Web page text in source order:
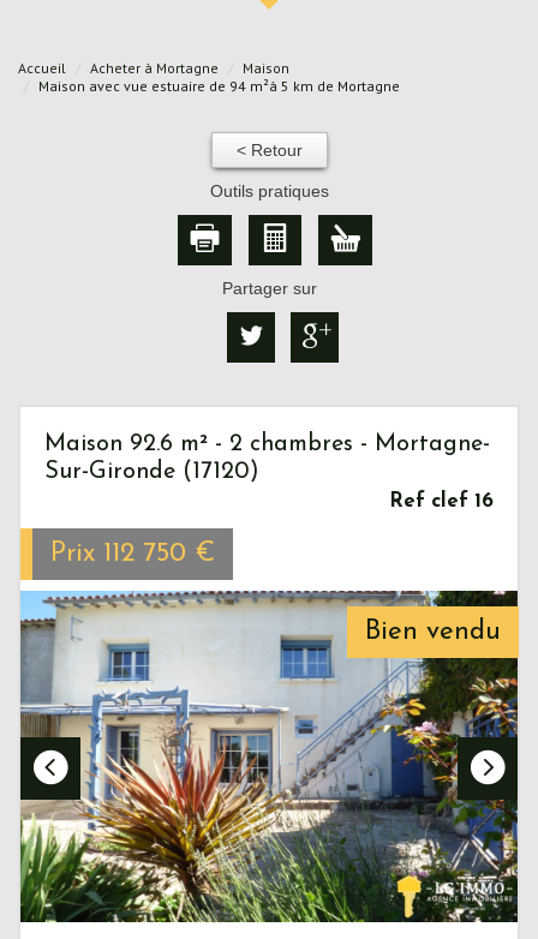
Accueil Acheter à Mortagne
Maison
Maison avec vue estuaire de 94 m²à 5 km de Mortagne
< Retour
Outils pratiques
Partager sur
Bien vendu
Maison 92.6 m² - 2 chambres - Mortagne-
Sur-Gironde (17120)
Ref clef 16
Prix 112 750 €